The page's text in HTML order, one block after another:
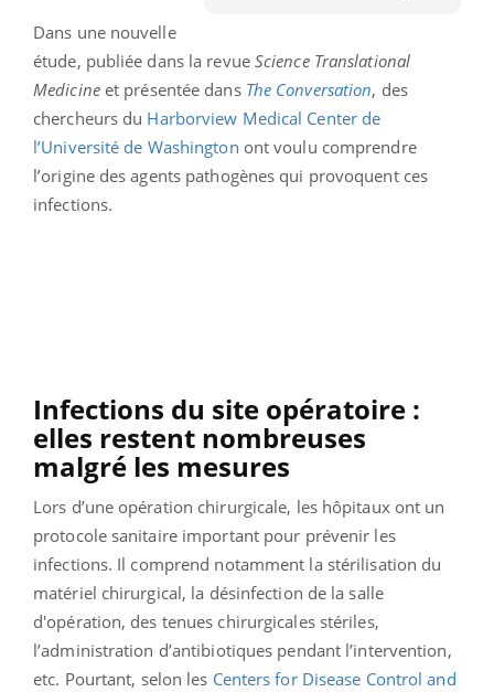
Dans une nouvelle
étude, publiée dans la revue Science Translational
Medicineet présentée dans The Conversation, des
chercheurs du Harborview Medical Center de
l’Université de Washington ont voulu comprendre
l’origine des agents pathogènes qui provoquent ces
infections.
Infections du site opératoire :
elles restent nombreuses
malgré les mesures
Lors d’une opération chirurgicale, les hôpitaux ont un
protocole sanitaire important pour prévenir les
infections. Il comprend notamment la stérilisation du
matériel chirurgical, la désinfection de la salle
d'opération, des tenues chirurgicales stériles,
l’administration d’antibiotiques pendant l’intervention,
etc. Pourtant, selon les Centers for Disease Control and